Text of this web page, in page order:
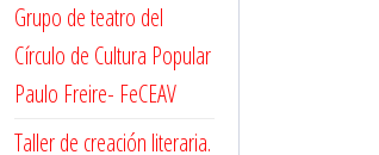
Grupo de teatro del
Círculo de Cultura Popular
Paulo Freire- FeCEAV
Taller de creación literaria.